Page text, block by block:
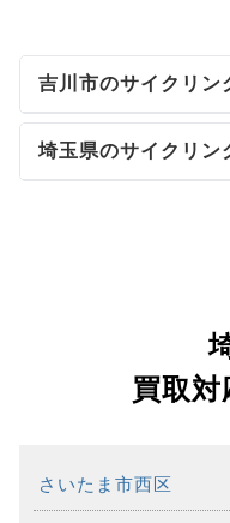
吉川市のサイクリン
埼玉県のサイクリン
買取
さいたま市西区